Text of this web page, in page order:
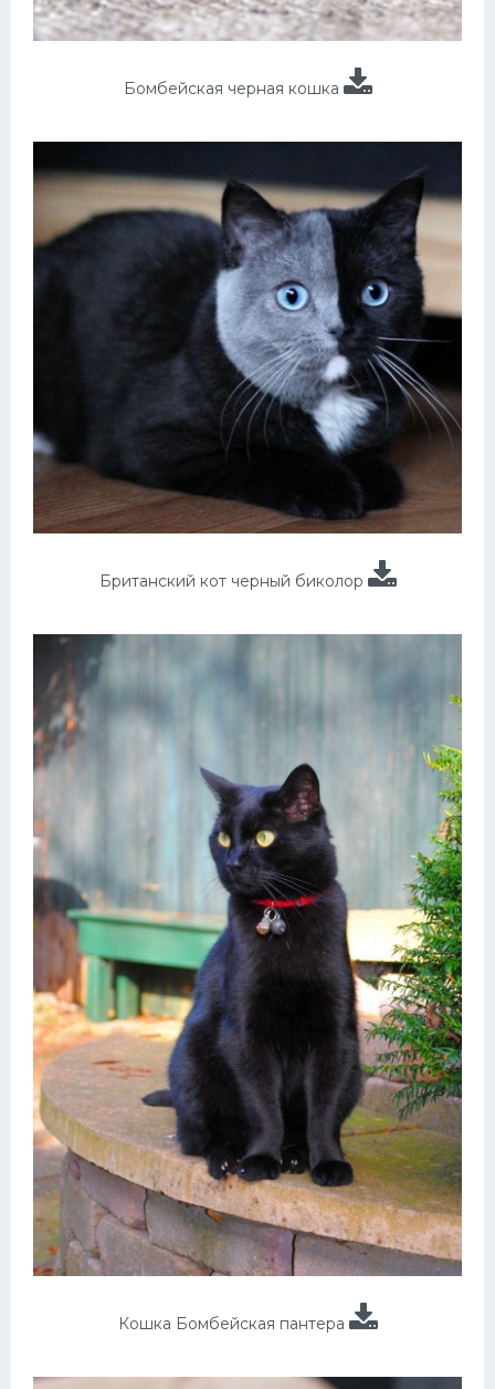
Бомбейская черная кошка
Британский кот черный биколор
Кошка Бомбейская пантера